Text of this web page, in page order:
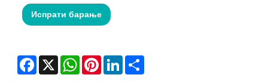
Испрати барање
Facebook
X WhatsAppPinterestLinkedIn